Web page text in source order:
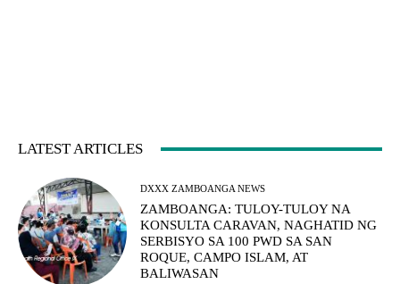
LATEST ARTICLES
DXXX ZAMBOANGA NEWS
ZAMBOANGA: TULOY-TULOY NA
KONSULTA CARAVAN, NAGHATID NG
SERBISYO SA 100 PWD SA SAN
ROQUE, CAMPO ISLAM, AT
BALIWASAN